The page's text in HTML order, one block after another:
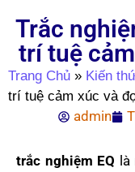
Trắc
trí tuệ
Trang Chủ » Kiến
trí tuệ cảm xúc và
admin
trắc nghiệm EQ